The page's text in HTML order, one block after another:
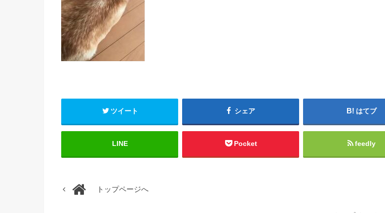
ツイート シェア はてブ
LINE Pocket feedly
トップページへ